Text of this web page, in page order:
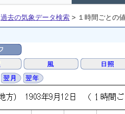
過去の気象データ検索 > １時間ごとの